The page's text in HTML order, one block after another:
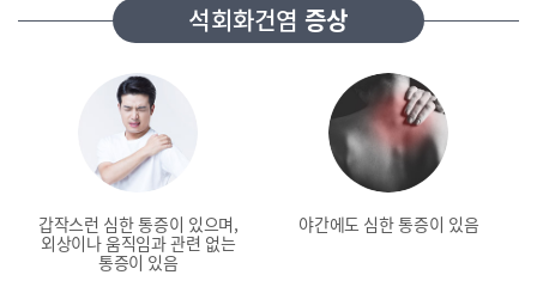
석회화건염증상
갑작스런 심한 통증이 있으며,
외상이나 움직임과 관련 없는
통증이 있음
야간에도 심한통증이 있음